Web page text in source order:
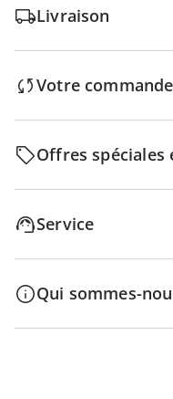
Livraison
Votre commande
Offres spéciales
Service
Qui sommes-